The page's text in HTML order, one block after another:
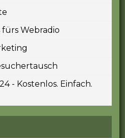
Webradio
- Kostenlos. Einfach.